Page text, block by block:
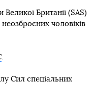
Великої Британії (SAS)
чоловіків
.
Сил спеціальних